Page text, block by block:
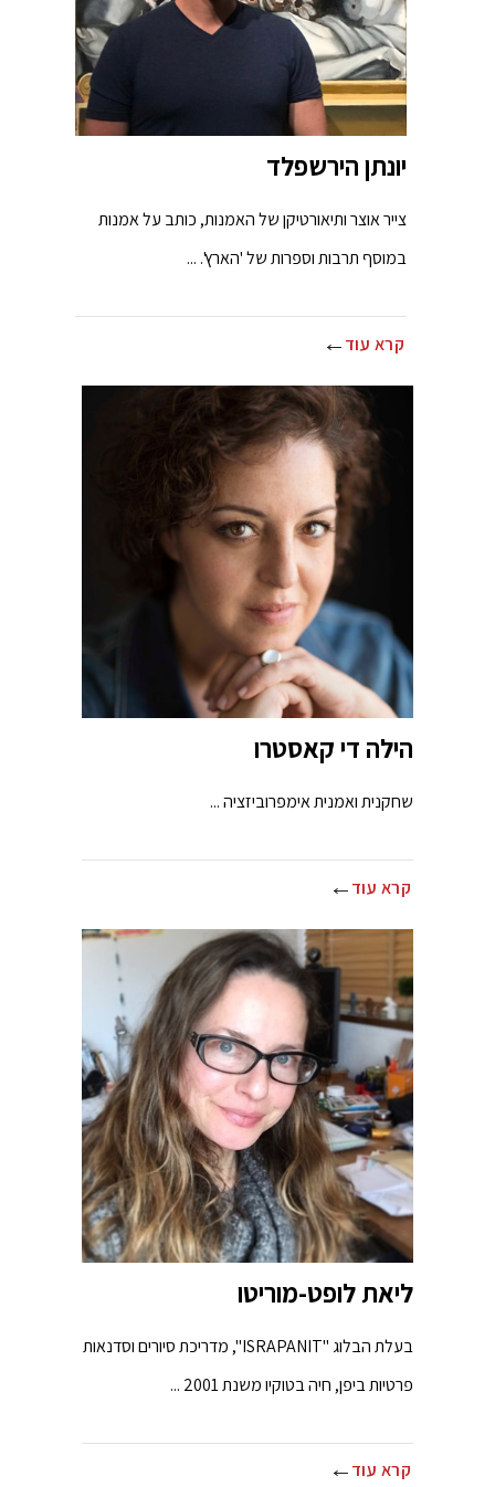
יונתן הירשפלד
צייר אוצר ותיאורטיקן של האמנות, כותב על אמנות
במוסף תרבות וספרות של 'הארץ'. ...
קרא עוד
הילה די קאסטרו
שחקנית ואמנית אימפרוביזציה ...
קרא עוד
ליאת לופט-מוריטו
בעלת הבלוג "ISRAPANIT", מדריכת סיורים וסדנאות
פרטיות ביפן, חיה בטוקיו משנת 2001 ...
קרא עוד